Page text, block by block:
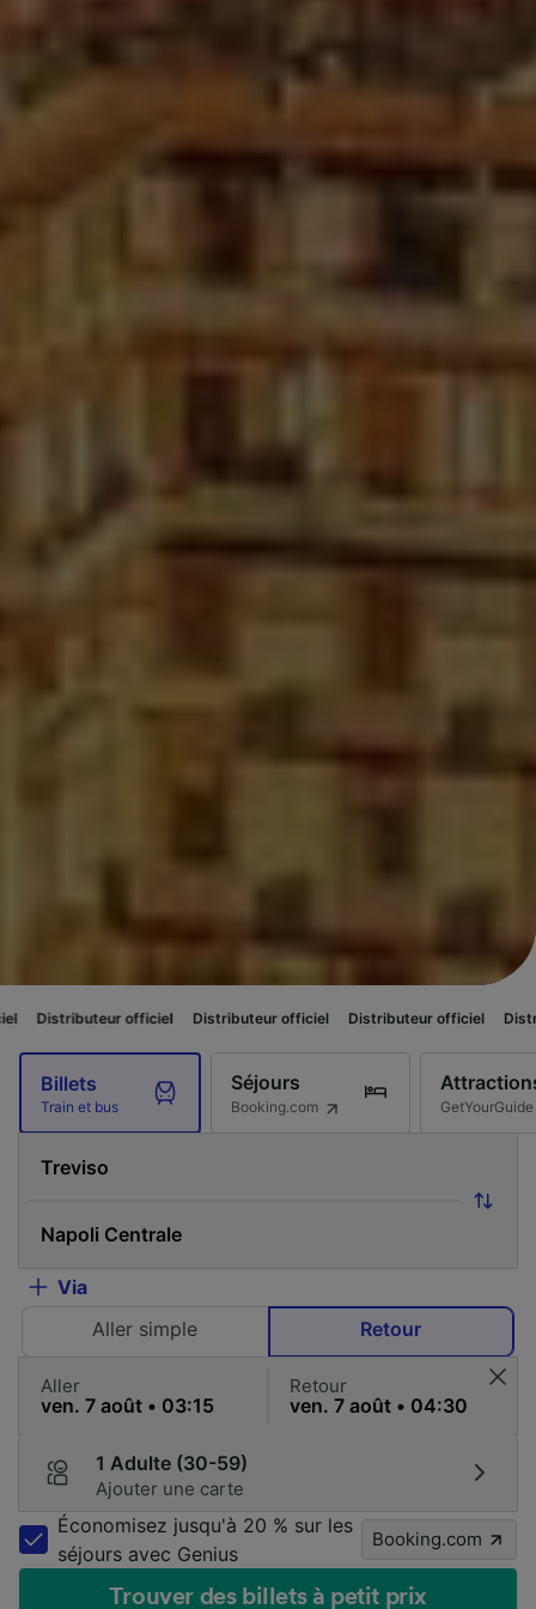
officiel Distributeur officiel Distributeur officiel Distributeur officiel
Billets
Train et bus
Séjours
Booking.com GetYourGuide
Via
Aller simple
Retour
Aller Retour
1 Adulte (30-59)
Ajouter une carte
Économisez jusqu'à 20 % sur les
séjours avec Genius
Booking.com
Trouver des billets à petit prix